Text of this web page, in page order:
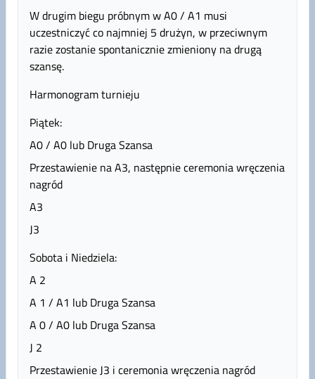
W drugim biegu próbnym w A0 / A1 musi
uczestniczyć co najmniej 5 drużyn, w przeciwnym
razie zostanie spontanicznie zmieniony na drugą
szansę.
Harmonogram turnieju
Piątek:
A0 / A0 lub Druga Szansa
Przestawienie na A3, następnie ceremonia wręczenia
nagród
A3
J3
Sobota i Niedziela:
A 2
A 1 / A1 lub Druga Szansa
A 0 / A0 lub Druga Szansa
J 2
Przestawienie J3 i ceremonia wręczenia nagród